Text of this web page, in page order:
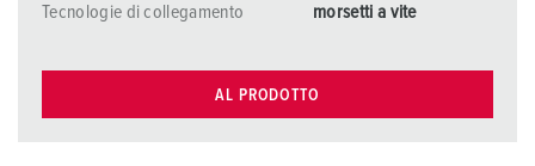
Tecnologie di collegamento morsetti a vite
AL PRODOTTO